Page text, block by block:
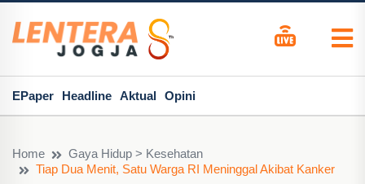
EPaper Headline Aktual Opini
Home
Gaya Hidup > Kesehatan
Tiap Dua Menit, Satu Warga RI Meninggal Akibat Kanker